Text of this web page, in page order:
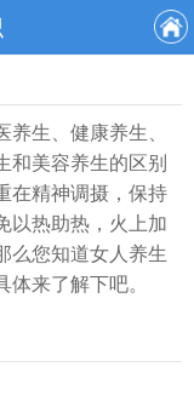
生、健康养生、
和美容养生的区别
在精神调摄，保持
以热助热，火上加
么您知道女人养生
来了解下吧。